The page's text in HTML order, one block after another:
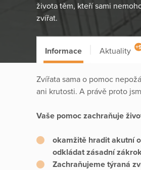
života těm, kteří sami
zvířat.
Informace Aktuality
Zvířata sama o pomoc
ani krutosti. A právě proto
Vaše pomoc zachraňuje
okamžitě hradit akutní
odkládat zásadní
Zachraňujeme týraná